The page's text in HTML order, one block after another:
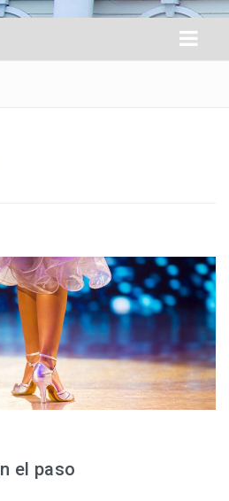
el paso